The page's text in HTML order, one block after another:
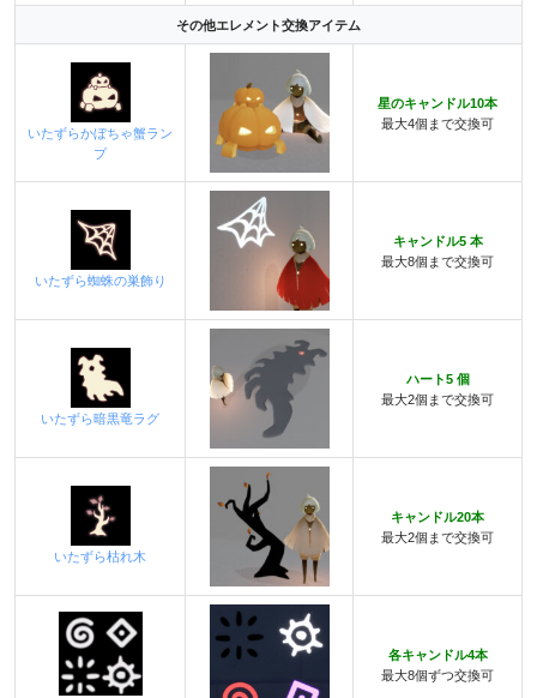
その他エレメント交換アイテム
いたずらかぼちゃ蟹ラン
プ
星のキャンドル10本
最大4個まで交換可
いたずら蜘蛛の巣飾り
キャンドル5 本
最大8個まで交換可
いたずら暗黒竜ラグ
ハート5 個
最大2個まで交換可
いたずら枯れ木
キャンドル20本
最大2個まで交換可
各キャンドル4本
最大8個ずつ交換可